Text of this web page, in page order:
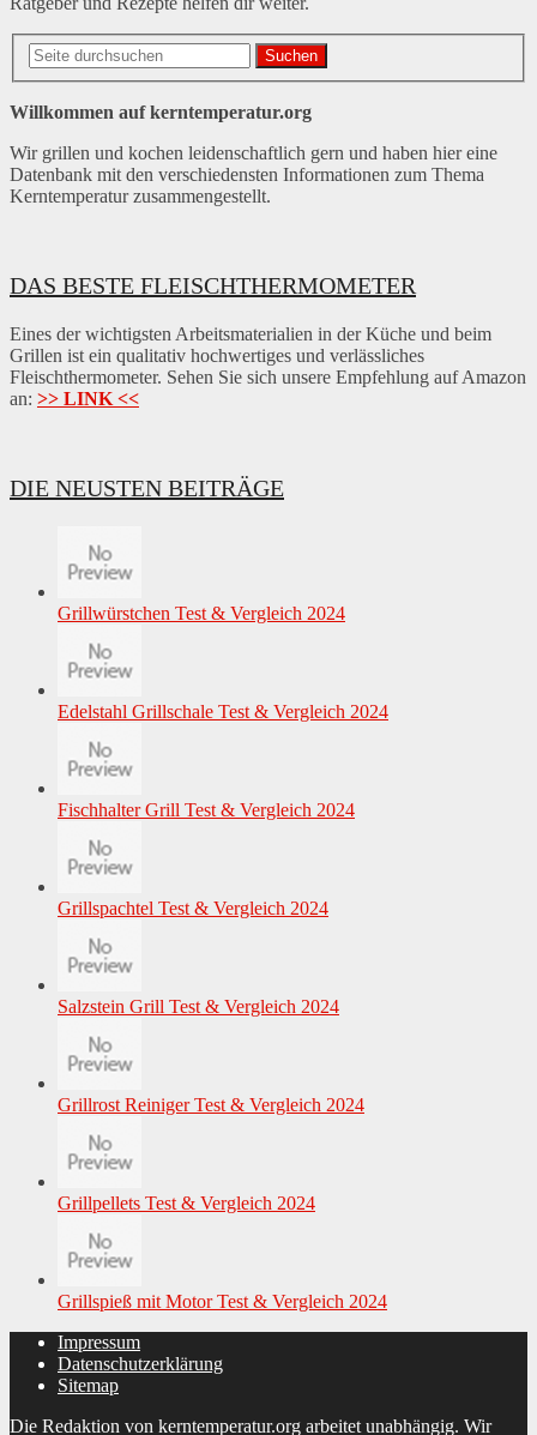
Suchen
Willkommen auf kerntemperatur.org
Wir grillen und kochen leidenschaftlich gern und haben hier eine
Datenbank mit den verschiedensten Informationen zum Thema
Kerntemperatur zusammengestellt.
DAS BESTE FLEISCHTHERMOMETER
Eines der wichtigsten Arbeitsmaterialien in der Küche und beim
Grillen ist ein qualitativ hochwertiges und verlässliches
Fleischthermometer. Sehen Sie sich unsere Empfehlung auf Amazon
an: >> LINK <<
DIE NEUSTEN BEITRÄGE
Grillwürstchen Test & Vergleich 2024
Edelstahl Grillschale Test & Vergleich 2024
Fischhalter Grill Test & Vergleich 2024
Grillspachtel Test & Vergleich 2024
Salzstein Grill Test & Vergleich 2024
Grillrost Reiniger Test & Vergleich 2024
Grillpellets Test & Vergleich 2024
Grillspieß mit Motor Test & Vergleich 2024
Impressum
Datenschutzerklärung
Sitemap
Die Redaktion von kerntemperatur.org arbeitet unabhängig. Wir